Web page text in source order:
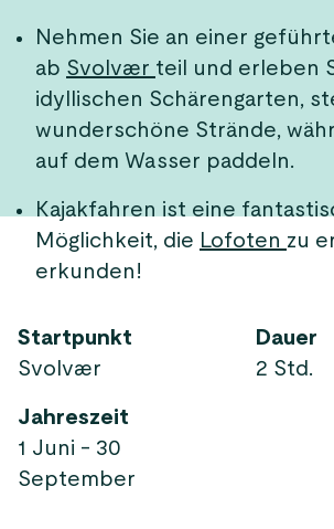
Nehmen Sie an einer
ab Svolvær teil und erleben
idyllischen Schärengarten,
wunderschöne Strände,
auf dem Wasser paddeln.
Kajakfahren ist eine
Möglichkeit, die Lofoten zu
erkunden!
Startpunkt
Svolvær
Dauer
2 Std.
Jahreszeit
1 Juni - 30
September